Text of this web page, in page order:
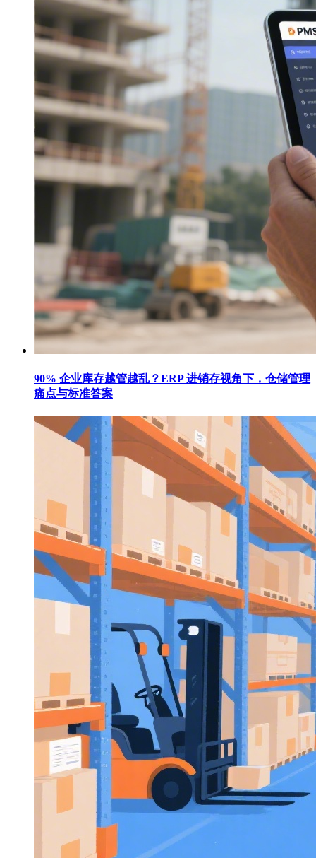
90% 企业库存越管越乱？ERP 进销存视角下，仓储管理
痛点与标准答案